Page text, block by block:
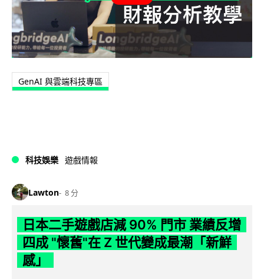
GenAI 與雲端科技專區
科技娛樂 遊戲情報
Lawton 8 分
日本二手遊戲店減 90% 門市 業績反增
四成 "懷舊"在 Z 世代變成最潮「新鮮
感」